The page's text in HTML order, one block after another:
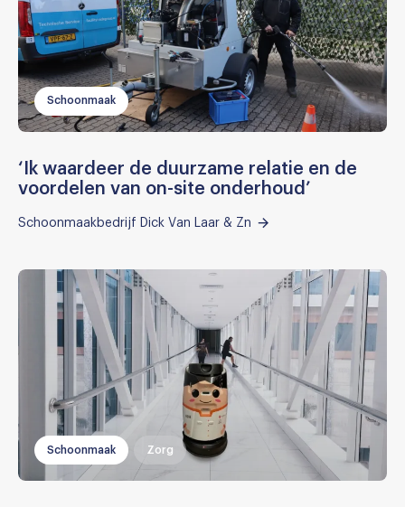
Schoonmaak
‘Ik waardeer de duurzame relatie en de
voordelen van on-site onderhoud’
Schoonmaakbedrijf Dick Van Laar & Zn
Schoonmaak Zorg